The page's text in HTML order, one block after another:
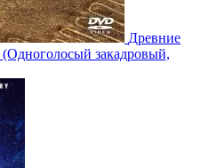
Древние
(Одноголосый закадровый,